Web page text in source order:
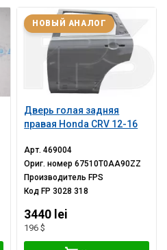
Дверь голая задняя
правая Honda CRV 12-16
НОВЫЙ АНАЛОГ
Арт.469004
Ориг. номер67510T0AA90ZZ
Производитель FPS
Код FP 3028 318
3440 lei
196 $